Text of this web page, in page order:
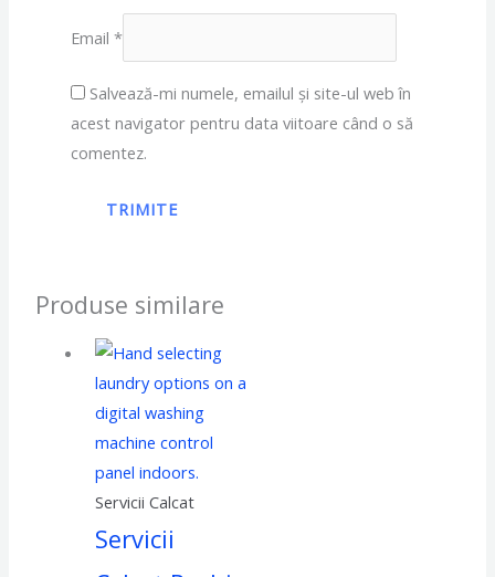
Email *
Salvează-mi numele, emailul și site-ul web în
acest navigator pentru data viitoare când o să
comentez.
Produse similare
Servicii Calcat
Servicii